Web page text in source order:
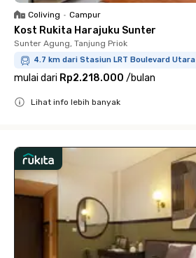
Coliving • Campur
Kost Rukita Harajuku Sunter
Sunter Agung, Tanjung Priok
4.7 km dari Stasiun LRT Boulevard Utara
mulai dari Rp2.218.000 /bulan
Lihat info lebih banyak